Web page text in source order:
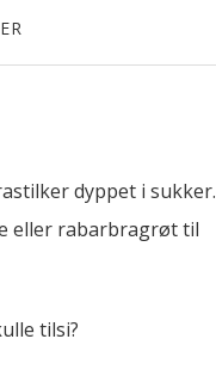
dyppet i sukker.
eller rabarbragrøt til
tilsi?